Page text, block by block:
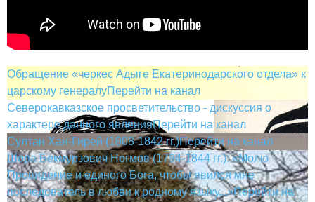
Обращение «черкес Адыге Екатеринодарского отдела» к
царскому генералуПерейти на канал
Северокавказское просветительство - дискуссия о
характере данного явленияПерейти на канал
Султан Хан-Гирей (1808-1842 гг.)Перейти на канал
Шора Бекмурзович Ногмов (1794-1844 гг.): «Молю
Провидение и единого Бога, чтобы явился мне
последователь в любви к родному языку...»Перейти на